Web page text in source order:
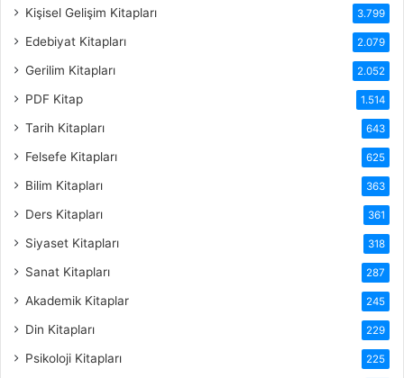
Kişisel Gelişim Kitapları 3.799
Edebiyat Kitapları 2.079
Gerilim Kitapları 2.052
PDF Kitap 1.514
Tarih Kitapları 643
Felsefe Kitapları 625
Bilim Kitapları 363
Ders Kitapları 361
Siyaset Kitapları 318
Sanat Kitapları 287
Akademik Kitaplar 245
Din Kitapları 229
Psikoloji Kitapları 225